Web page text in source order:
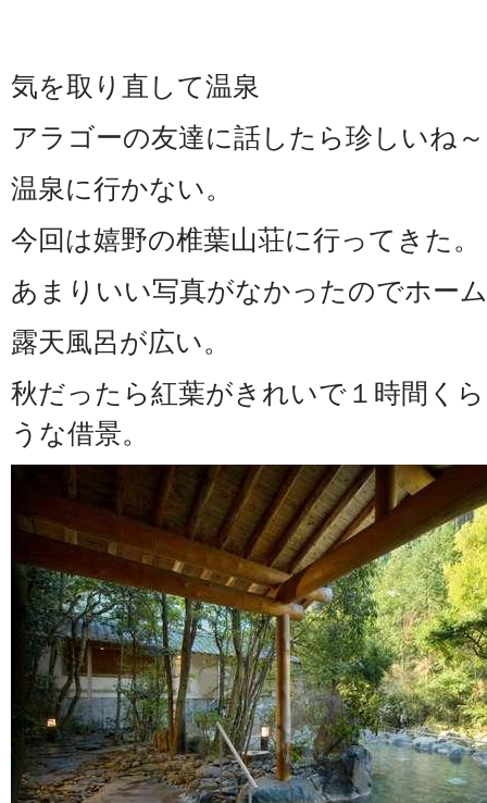
気を取り直して温泉
アラゴーの友達に話したら珍しいね
温泉に行かない。
今回は嬉野の椎葉山荘に行ってきた。
あまりいい写真がなかったのでホー
露天風呂が広い。
秋だったら紅葉がきれいで１時間く
うな借景。